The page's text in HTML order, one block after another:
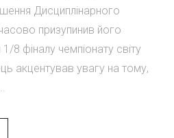
Дисциплінарного
призупинив його
8 фіналу чемпіонату світу
акцентував увагу на тому,